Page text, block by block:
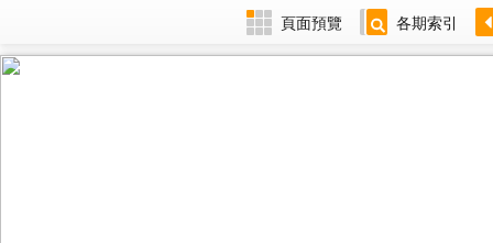
頁面預覽 各期索引